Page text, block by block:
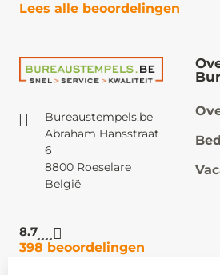
Lees alle beoordelingen
Bureaustempels.be
Abraham Hansstraat
6
8800 Roeselare
België
8.7
398 beoordelingen